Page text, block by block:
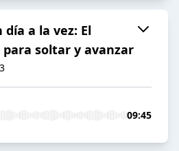
día a la vez: El
soltar y avanzar
09:45